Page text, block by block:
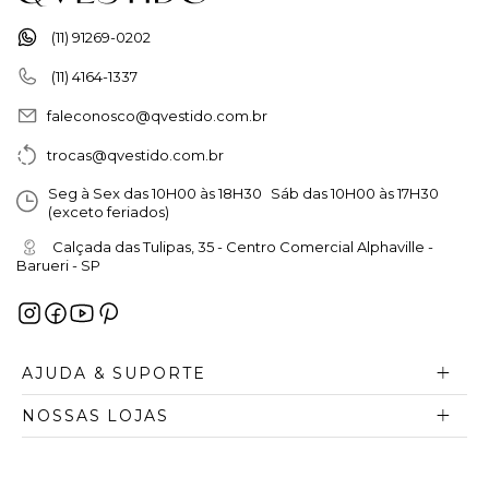
(11) 91269-0202
(11) 4164-1337
faleconosco@qvestido.com.br
trocas@qvestido.com.br
Seg à Sex das 10H00 às 18H30 Sáb das 10H00 às 17H30
(exceto feriados)
Calçada das Tulipas, 35 - Centro Comercial Alphaville -
Barueri - SP
AJUDA & SUPORTE
NOSSAS LOJAS